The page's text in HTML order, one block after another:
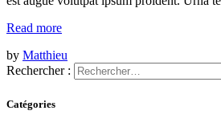
Read more
by Matthieu
Rechercher :
Catégories